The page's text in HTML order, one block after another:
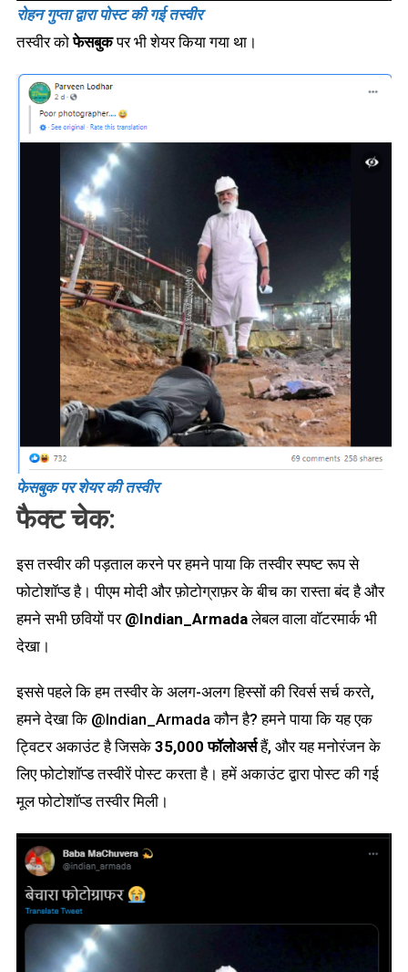
रोहन गुप्ता द्वारा पोस्ट की गई तस्वीर
तस्वीर कोफेसबुकपर भी शेयर किया गया था।
फेसबुक पर शेयर की तस्वीर
फैक्ट चेक:
इस तस्वीर की पड़ताल करने पर हमने पाया कि तस्वीर स्पष्ट रूप से
फोटोशॉप्ड है। पीएम मोदी और फ़ोटोग्राफ़र के बीच का रास्ता बंद है और
हमने सभी छवियों पर @Indian_Armadaलेबल वाला वॉटरमार्क भी
देखा।
इससे पहले कि हम तस्वीर के अलग-अलग हिस्सों की रिवर्स सर्च करते,
हमने देखा कि @Indian_Armada कौन है? हमने पाया कि यह एक
ट्विटर अकाउंट है जिसके 35,000 फॉलोअर्सहैं, और यह मनोरंजन के
लिए फोटोशॉप्ड तस्वीरें पोस्ट करता है। हमें अकाउंट द्वारा पोस्ट की गई
मूल फोटोशॉप्ड तस्वीर मिली।